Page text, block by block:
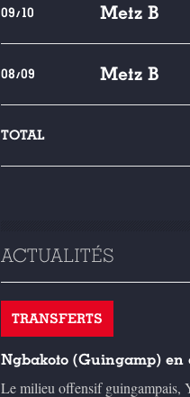
09/10 Metz B
08/09 Metz B
TOTAL
ACTUALITÉS
TRANSFERTS
Ngbakoto (Guingamp) en
Le milieu offensif guingampais,